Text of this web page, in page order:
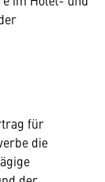
für
die